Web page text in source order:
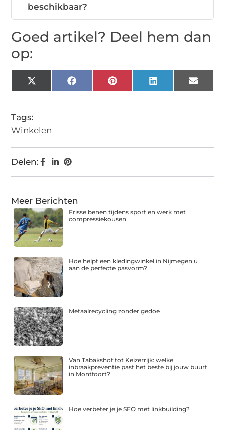
beschikbaar?
Goed artikel? Deel hem dan
op:
X
(Twitter)
FacebookPinterestLinkedIn Email
Tags:
Winkelen
Delen:
Meer Berichten
Frisse benen tijdens sport en werk met
compressiekousen
Hoe helpt een kledingwinkel in Nijmegen u
aan de perfecte pasvorm?
Metaalrecycling zonder gedoe
Van Tabakshof tot Keizerrijk: welke
inbraakpreventie past het beste bij jouw buurt
in Montfoort?
Hoe verbeter je je SEO met linkbuilding?